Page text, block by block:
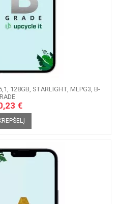
128GB, STARLIGHT, MLPG3, B-
€